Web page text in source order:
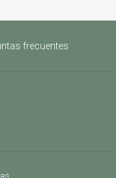
frecuentes